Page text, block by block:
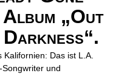
Album „Out
Kalifornien: Das ist L.A.
und